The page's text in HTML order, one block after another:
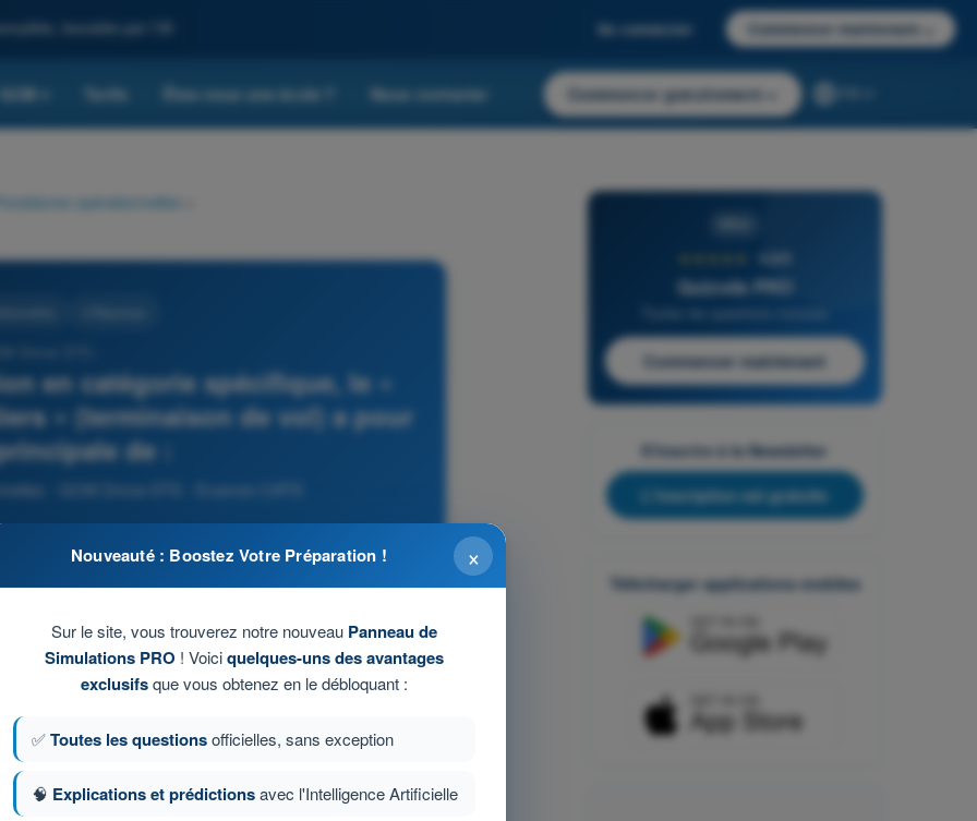
boostée par l'IA Se connecter Commencer maintenant
QCM Tarifs Êtes-vous une école ? Nous contacter Commencer gratuitement
Procédures opérationnelles
en catégorie spécifique, le «
» (terminaison de vol) a pour
de :
- QCM Drone STS - Examen CATS
l'énergie d'impact et les conséquences au sol
n'est plus possible
du télépilote
rendu d'événement
4,6/5
Quizvds PRO
Commencer maintenant
S'inscrire à la Newsletter
L'inscription est gratuite
Télécharger applications mobiles
×
Nouveauté : Boostez Votre Préparation !
Sur le site, vous trouverez notre nouveau Panneau de
Simulations PRO ! Voiciquelques-uns des avantages
exclusifsque vous obtenez en le débloquant :
✅Toutes les questionsofficielles, sans exception
🧠 Explications et prédictionsavec l'Intelligence Artificielle